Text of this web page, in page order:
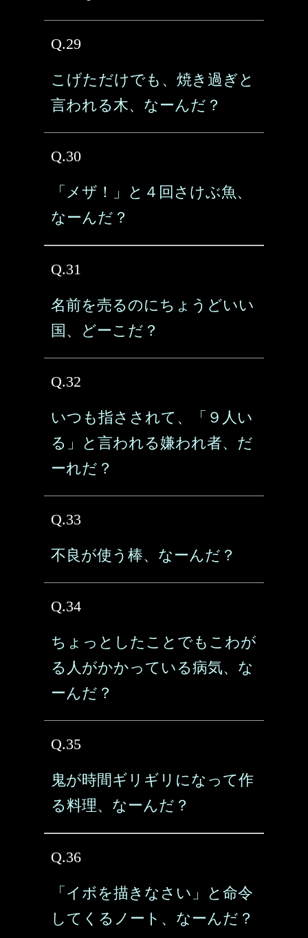
Q.29
こげただけでも、焼き過ぎと
言われる木、なーんだ？
Q.30
「メザ！」と４回さけぶ魚、
なーんだ？
Q.31
名前を売るのにちょうどいい
国、どーこだ？
Q.32
いつも指さされて、「９人い
る」と言われる嫌われ者、だ
ーれだ？
Q.33
不良が使う棒、なーんだ？
Q.34
ちょっとしたことでもこわが
る人がかかっている病気、な
ーんだ？
Q.35
鬼が時間ギリギリになって作
る料理、なーんだ？
Q.36
「イボを描きなさい」と命令
してくるノート、なーんだ？